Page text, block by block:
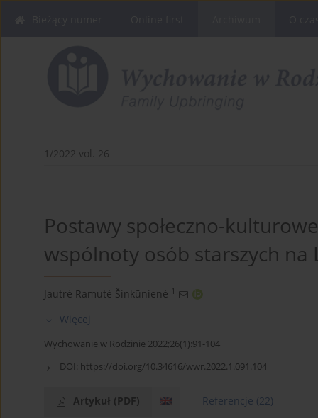
1/2022 vol. 26
Postawy społeczno-
wspólnoty osób starszych na
Jautrė Ramutė Šinkūnienė 1
Więcej
Wychowanie w Rodzinie 2022;26(1):91-104
DOI: https://doi.org/10.34616/wwr.2022.1.091.104
Artykuł (PDF) Referencje (22)